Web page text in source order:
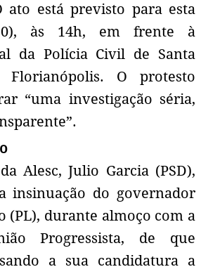
ato está previsto para esta
às 14h, em frente à
da Polícia Civil de Santa
Florianópolis. O protesto
“uma investigação séria,
Alesc, Julio Garcia (PSD),
insinuação do governador
(PL), durante almoço com a
Progressista, de que
a sua candidatura a